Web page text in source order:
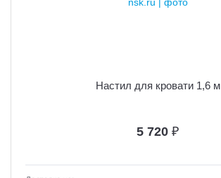
Настил для кровати 1,6 м
5 720 ₽